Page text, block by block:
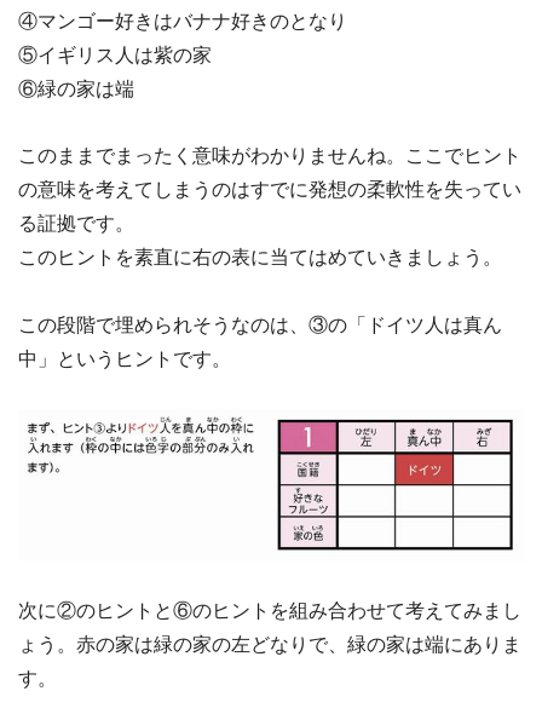
④マンゴー好きはバナナ好きのとなり
⑤イギリス人は紫の家
⑥緑の家は端
このままでまったく意味がわかりませんね。ここでヒント
の意味を考えてしまうのはすでに発想の柔軟性を失ってい
る証拠です。
このヒントを素直に右の表に当てはめていきましょう。
この段階で埋められそうなのは、③の「ドイツ人は真ん
中」というヒントです。
次に②のヒントと⑥のヒントを組み合わせて考えてみまし
ょう。赤の家は緑の家の左どなりで、緑の家は端にありま
す。